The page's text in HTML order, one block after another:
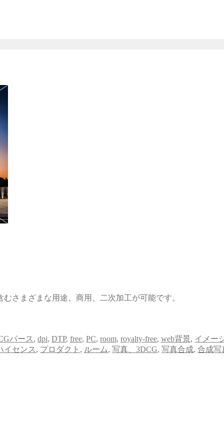
さまざまな用途、商用、二次加工が可能です。
パース , dpi, DTP, free, PC, room, royalty-free, web背景, イメー
イセンス , プロダクト , ルーム, 写真、3DCG, 写真合成, 合成写